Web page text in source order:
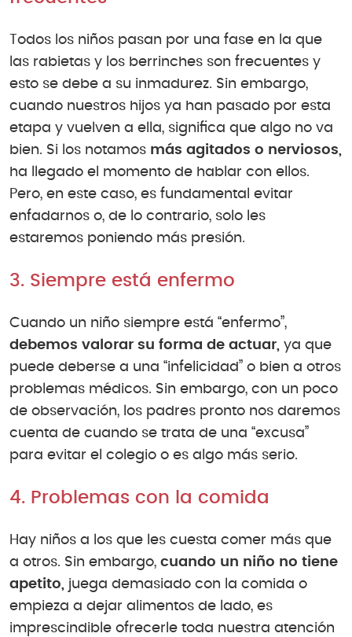
Todos los niños pasan por una fase en la que
las rabietas y los berrinches son frecuentes y
esto se debe a su inmadurez. Sin embargo,
cuando nuestros hijos ya han pasado por esta
etapa y vuelven a ella, significa que algo no va
bien. Si los notamos más agitados o nerviosos,
ha llegado el momento de hablar con ellos.
Pero, en este caso, es fundamental evitar
enfadarnos o, de lo contrario, solo les
estaremos poniendo más presión.
3. Siempre está enfermo
Cuando un niño siempre está “enfermo”,
debemos valorar su forma de actuar, ya que
puede deberse a una “infelicidad” o bien a otros
problemas médicos. Sin embargo, con un poco
de observación, los padres pronto nos daremos
cuenta de cuando se trata de una “excusa”
para evitar el colegio o es algo más serio.
4. Problemas con la comida
Hay niños a los que les cuesta comer más que
a otros. Sin embargo, cuando un niño no tiene
apetito, juega demasiado con la comida o
empieza a dejar alimentos de lado, es
imprescindible ofrecerle toda nuestra atención